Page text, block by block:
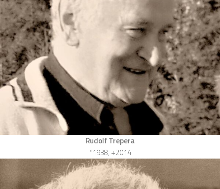
Rudolf Trepera
*1938, +2014